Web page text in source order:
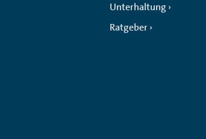
Unterhaltung
Ratgeber